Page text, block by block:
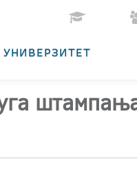
УНИВЕРЗИТЕТ